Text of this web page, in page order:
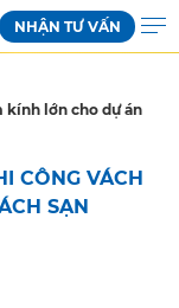
NHẬN TƯ VẤN
kính lớn cho dự án
CÔNG VÁCH
SẠN